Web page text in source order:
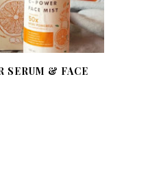
SERUM & FACE